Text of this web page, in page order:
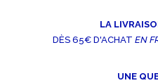
LA
DÈS 65€ D'ACHATEN
UNE